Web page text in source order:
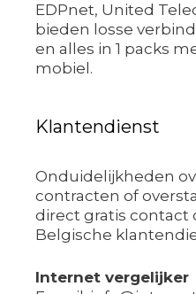
EDPnet, United
bieden losse
en alles in 1 packs
mobiel.
Klantendienst
Onduidelijkheden
contracten of
direct gratis contact
Belgische
Internet vergelijker